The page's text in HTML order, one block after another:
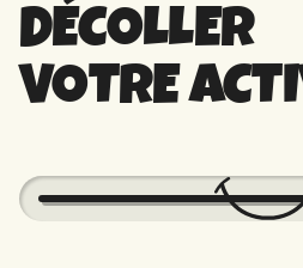
DÉCOLLER
VOTRE